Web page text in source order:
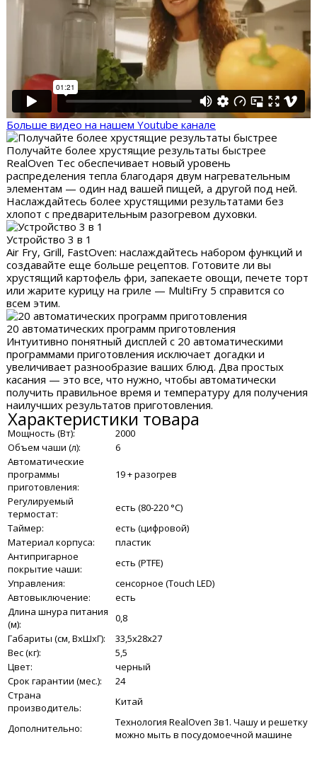
Больше видео на нашем Youtube канале
Получайте более хрустящие результаты быстрее
RealOven Tec обеспечивает новый уровень
распределения тепла благодаря двум нагревательным
элементам — один над вашей пищей, а другой под ней.
Наслаждайтесь более хрустящими результатами без
хлопот с предварительным разогревом духовки.
Устройство 3 в 1
Air Fry, Grill, FastOven: наслаждайтесь набором функций и
создавайте еще больше рецептов. Готовите ли вы
хрустящий картофель фри, запекаете овощи, печете торт
или жарите курицу на гриле — MultiFry 5 справится со
всем этим.
20 автоматических программ приготовления
Интуитивно понятный дисплей с 20 автоматическими
программами приготовления исключает догадки и
увеличивает разнообразие ваших блюд. Два простых
касания — это все, что нужно, чтобы автоматически
получить правильное время и температуру для получения
наилучших результатов приготовления.
Характеристики товара
Мощность (Вт):
2000
Объем чаши (л):
6
Автоматические
программы
приготовления:
19 + разогрев
Регулируемый
термостат:
есть (80-220 °C)
Таймер:
есть (цифровой)
Материал корпуса:
пластик
Антипригарное
покрытие чаши:
есть (PTFE)
Управления:
сенсорное (Touch LED)
Автовыключение:
есть
Длина шнура питания
(м):
0,8
Габариты (см, ВхШхГ):
33,5x28x27
Вес (кг):
5,5
Цвет:
черный
Срок гарантии (мес.):
24
Страна
производитель:
Китай
Дополнительно:
Технология RealOven 3в1. Чашу и решетку
можно мыть в посудомоечной машине